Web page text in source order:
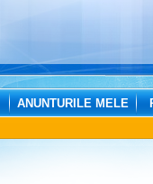
ANUNTURILE MELE